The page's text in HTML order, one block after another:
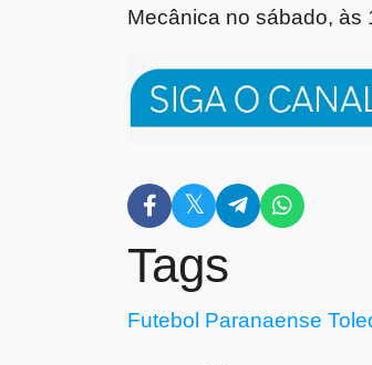
Mecânica no sábado, às
Tags
Futebol Paranaense